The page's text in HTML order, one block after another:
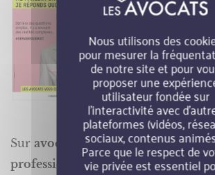
Sur avocat.fr, la plateforme
profession,
vous pouvez dès
Nous utilisons des
pour mesurer la
de notre site et pour
proposer une
utilisateur fondée sur
l’interactivité avec
plateformes (vidéos,
sociaux, contenus
Parce que le respect de
vie privée est essentiel